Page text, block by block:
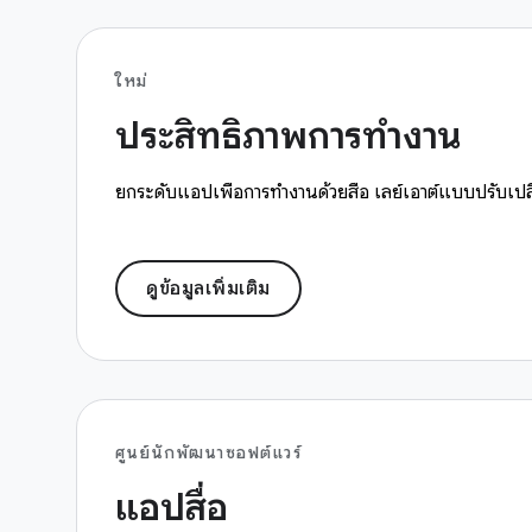
ใหม่
ประสิทธิภาพการทำงาน
ยกระดับแอปเพื่อการทำงานด้วยสื่อ เลย์เอาต์แบบปรับเ
ดูข้อมูลเพิ่มเติม
ศูนย์นักพัฒนาซอฟต์แวร์
แอปสื่อ